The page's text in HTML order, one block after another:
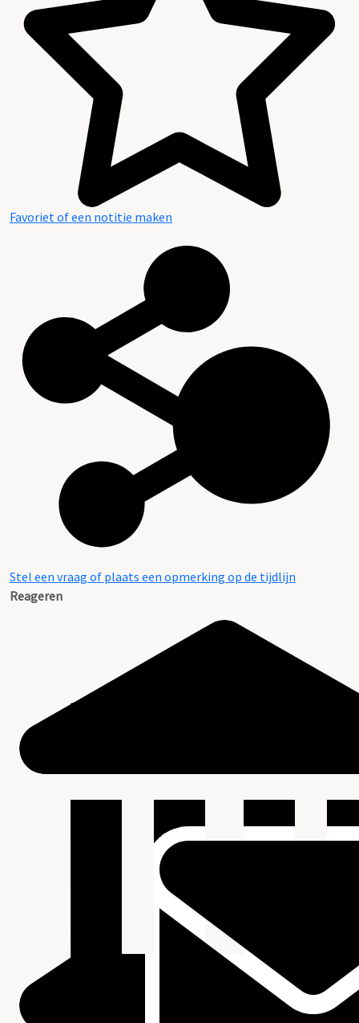
Favoriet of een notitie maken
Stel een vraag of plaats een opmerking op de tijdlijn
Reageren